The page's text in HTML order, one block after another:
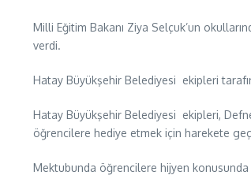
Milli Eğitim Bakanı Ziya Selçuk’un
verdi.
Hatay Büyükşehir Belediyesi ekipleri
Hatay Büyükşehir Belediyesi ekipleri,
öğrencilere hediye etmek için harekete
Mektubunda öğrencilere hijyen konusunda